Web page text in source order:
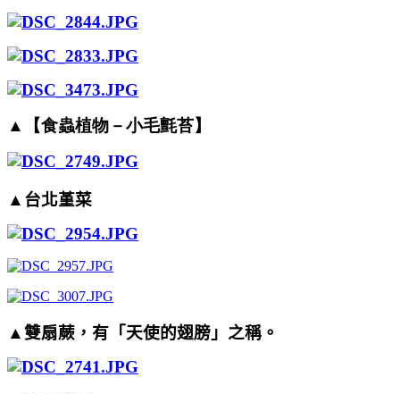
▲【食蟲植物－小毛氈苔】
▲台北堇菜
▲雙扇蕨，有「天使的翅膀」之稱。